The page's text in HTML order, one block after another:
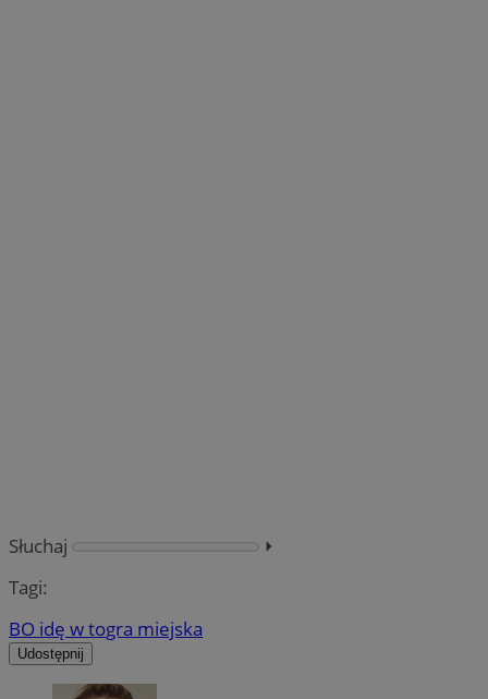
Słuchaj
⏵︎
Tagi:
BO idę w togra miejska
Udostępnij